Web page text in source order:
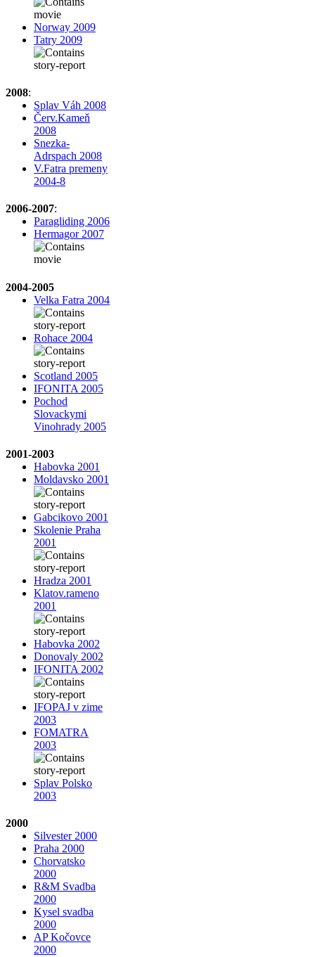
Norway 2009
Tatry 2009
2008:
Splav Váh 2008
Červ.Kameň
2008
Snezka-
Adrspach 2008
V.Fatra premeny
2004-8
2006-2007:
Paragliding 2006
Hermagor 2007
2004-2005
Velka Fatra 2004
Rohace 2004
Scotland 2005
IFONITA 2005
Pochod
Slovackymi
Vinohrady 2005
2001-2003
Habovka 2001
Moldavsko 2001
Gabcikovo 2001
Skolenie Praha
2001
Hradza 2001
Klatov.rameno
2001
Habovka 2002
Donovaly 2002
IFONITA 2002
IFOPAJ v zime
2003
FOMATRA
2003
Splav Polsko
2003
2000
Silvester 2000
Praha 2000
Chorvatsko
2000
R&M Svadba
2000
Kysel svadba
2000
AP Kočovce
2000